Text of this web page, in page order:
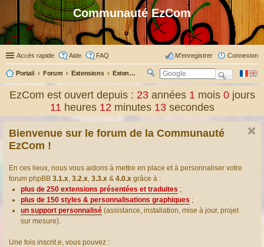
Communauté EzCom
Accès rapide Aide FAQ Connexion
M’enregistrer
Portail Forum Extensions Extensions présentées & traduites
ec
er
EzCom est ouvert depuis : 23 années1 mois0 jours
11 heures12 minutes14 secondes
Bienvenue sur le forum de la Communauté
EzCom !
En ces lieux, nous vous aidons à mettre en place et à personnaliser votre
forum phpBB 3.1.x, 3.2.x, 3.3.x & 4.0.x grâce à :
plus de 250 extensions présentées et traduites ;
plus de 150 styles & personnalisations graphiques ;
un support personnalisé (assistance, installation, mise à jour, projet
sur mesure).
Une fois inscrit.e, vous pouvez :